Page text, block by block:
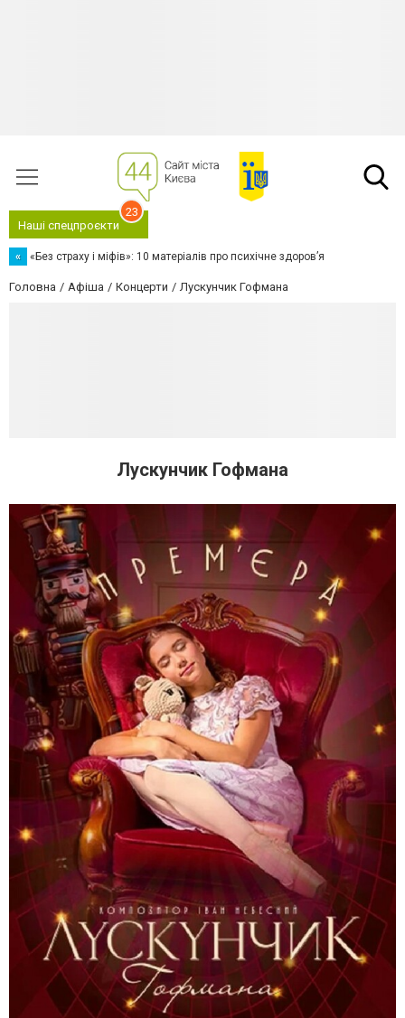
Наші спецпроєкти
23
« «Без страху і міфів»: 10 матеріалів про психічне здоров’я
Головна Афіша Концерти Лускунчик Гофмана
Лускунчик Гофмана